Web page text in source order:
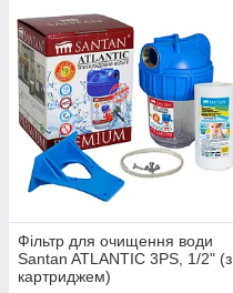
Фільтр для очищення води
Santan ATLANTIC 3PS, 1/2" (з
картриджем)